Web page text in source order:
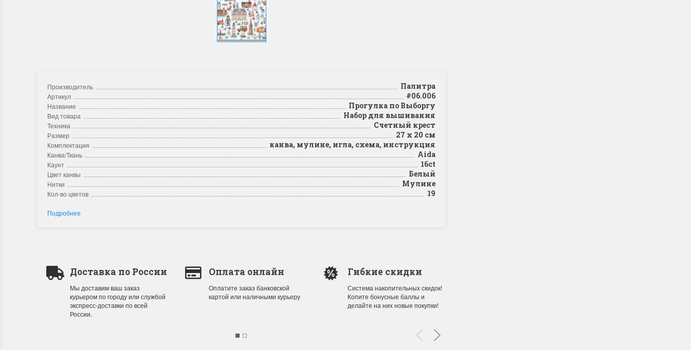
Производитель Палитра
Артикул #06.006
Название Прогулка по Выборгу
Вид товара Набор для вышивания
Техника Счетный крест
Размер 27 х 20 см
Комплектация канва, мулине, игла, схема, инструкция
Канва/Ткань Aida
Каунт 16ct
Цвет канвы Белый
Нитки Мулине
Кол-во цветов 19
Подробнее
Доставка по России
Мы доставим ваш заказ
курьером по городу или службой
экспресс-доставки по всей
России.
Оплата онлайн
Оплатите заказ банковской
картой или наличными курьеру
Гибкие скидки
Система накопительных скидок!
Копите бонусные баллы и
делайте на них новые покупки!